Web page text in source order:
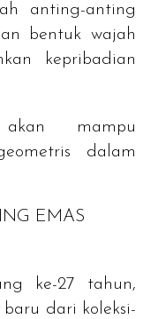
anting-anting
bentuk wajah
kepribadian
mampu
dalam
EMAS
ke-27 tahun,
dari koleksi-